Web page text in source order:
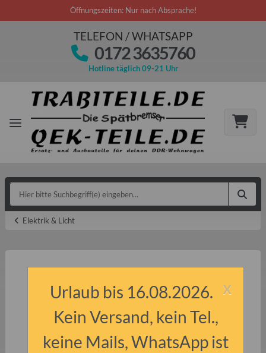
Öffnungszeiten: Nur nach Absprache!
TELEFON / WHATSAPP
0172 3635760
Hotline täglich 09-21 Uhr
Elektrik & Licht
x
Urlaub bis 16.08.2026.
Kein Versand, kein Tel.,
keine Mails, WhatsApp ist